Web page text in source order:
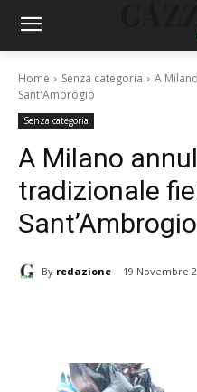
Home Senza categoria
A
Sant'Ambrogio
Senza categoria
A Milano
tradizionale
Sant’Ambrogio
By redazione 19 Novembre